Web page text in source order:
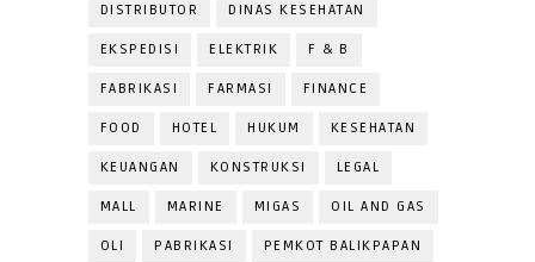
DISTRIBUTOR DINAS KESEHATAN
EKSPEDISI ELEKTRIK F & B
FABRIKASI FARMASI FINANCE
FOOD HOTEL HUKUM KESEHATAN
KEUANGAN KONSTRUKSI LEGAL
MALL MARINE MIGAS OIL AND GAS
OLI PABRIKASI PEMKOT BALIKPAPAN